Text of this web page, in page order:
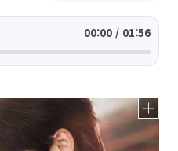
00:00 / 01:56